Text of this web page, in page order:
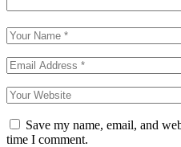
Save my name, email, and
time I comment.